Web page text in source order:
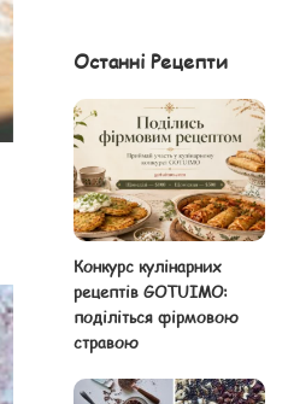
Останні Рецепти
Конкурс кулінарних
рецептів GOTUIMO:
поділіться фірмовою
стравою